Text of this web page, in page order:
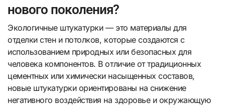
нового поколения?
Экологичные штукатурки — это материалы для
отделки стен и потолков, которые создаются с
использованием природных или безопасных для
человека компонентов. В отличие от традиционных
цементных или химически насыщенных составов,
новые штукатурки ориентированы на снижение
негативного воздействия на здоровье и окружающую